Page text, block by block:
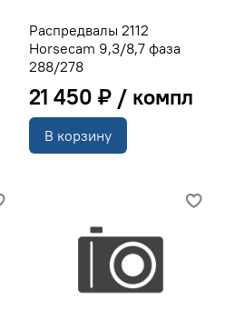
Распредвалы 2112
Horsecam 9,3/8,7 фаза
288/278
21 450 ₽
В корзину